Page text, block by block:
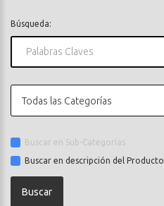
Búsqueda:
Todas las Categorías
Buscar en Sub-Categorías
Buscar en descripción del Producto